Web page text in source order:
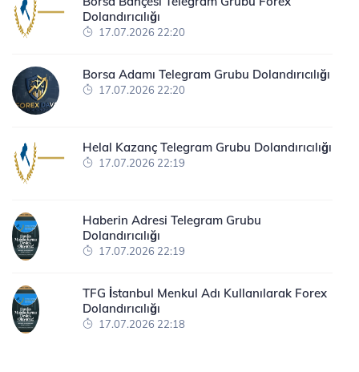
Dolandırıcılığı
17.07.2026 22:20
Borsa Adamı Telegram Grubu Dolandırıcılığı
17.07.2026 22:20
Helal Kazanç Telegram Grubu Dolandırıcılığı
17.07.2026 22:19
Haberin Adresi Telegram Grubu
Dolandırıcılığı
17.07.2026 22:19
TFG İstanbul Menkul Adı Kullanılarak Forex
Dolandırıcılığı
17.07.2026 22:18